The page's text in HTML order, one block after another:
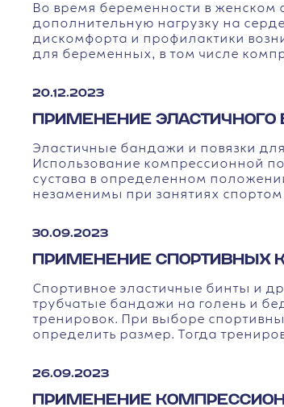
Во время беременности в женском
дополнительную нагрузку на
дискомфорта и профилактики
для беременных, в том числе
20.12.2023
ПРИМЕНЕНИЕ ЭЛАСТИЧНОГО
Эластичные бандажи и повязки
Использование компрессионной
сустава в определенном
незаменимы при занятиях
30.09.2023
ПРИМЕНЕНИЕ СПОРТИВНЫХ
Спортивное эластичные бинты и
трубчатые бандажи на голень и
тренировок. При выборе
определить размер. Тогда
26.09.2023
ПРИМЕНЕНИЕ